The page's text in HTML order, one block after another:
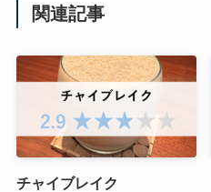
関連記事
チャイブレイク